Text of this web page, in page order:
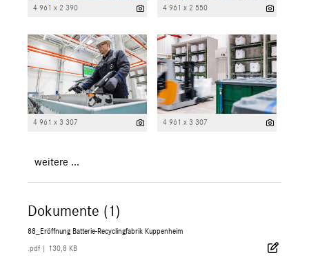
4 961 x 2 390 4 961 x 2 550
4 961 x 3 307 4 961 x 3 307
weitere ...
Dokumente (1)
88_Eröffnung Batterie-Recyclingfabrik Kuppenheim
.pdf 130,8 KB